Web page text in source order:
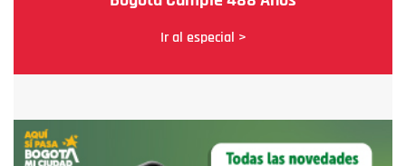
Ir al especial >